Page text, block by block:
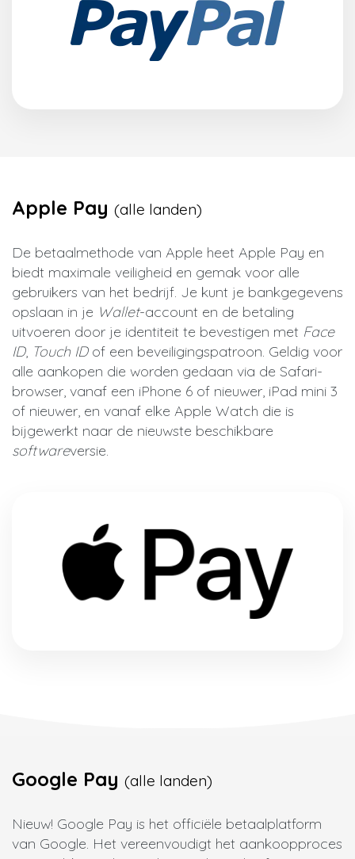
Apple Pay (alle landen)
De betaalmethode van Apple heet Apple Pay en
biedt maximale veiligheid en gemak voor alle
gebruikers van het bedrijf. Je kunt je bankgegevens
opslaan in je Wallet-account en de betaling
uitvoeren door je identiteit te bevestigen met Face
ID, Touch IDof een beveiligingspatroon. Geldig voor
alle aankopen die worden gedaan via de Safari-
browser, vanaf een iPhone 6 of nieuwer, iPad mini 3
of nieuwer, en vanaf elke Apple Watch die is
bijgewerkt naar de nieuwste beschikbare
softwareversie.
Google Pay (alle landen)
Nieuw! Google Pay is het officiële betaalplatform
van Google. Het vereenvoudigt het aankoopproces